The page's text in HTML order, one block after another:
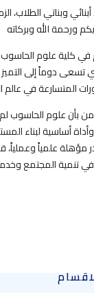
وبناتي الطلاب،
كلية علوم
تسعى دوماً إلى التميز
بأن علوم
أساسية لبناء
علمياً وعملياً،